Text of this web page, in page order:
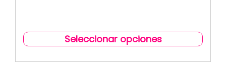
Seleccionar opciones